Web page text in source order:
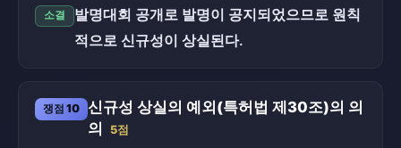
소결
발명대회 공개로 발명이 공지되었으므로 원칙
적으로 신규성이 상실된다.
쟁점 10 신규성 상실의 예외(특허법 제30조)의 의
의
5점